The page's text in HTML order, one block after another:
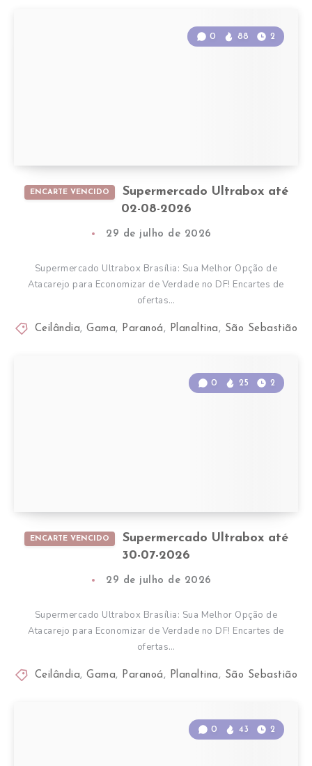
ENCARTE VENCIDO
Supermercado Ultrabox até
02-08-2026
0 88 2
29 de julho de 2026
Supermercado Ultrabox Brasília: Sua Melhor Opção de
Atacarejo para Economizar de Verdade no DF! Encartes de
ofertas…
Ceilândia, Gama, Paranoá, Planaltina, São Sebastião
ENCARTE VENCIDO
Supermercado Ultrabox até
30-07-2026
0 25 2
29 de julho de 2026
Supermercado Ultrabox Brasília: Sua Melhor Opção de
Atacarejo para Economizar de Verdade no DF! Encartes de
ofertas…
Ceilândia, Gama, Paranoá, Planaltina, São Sebastião
0 43 2